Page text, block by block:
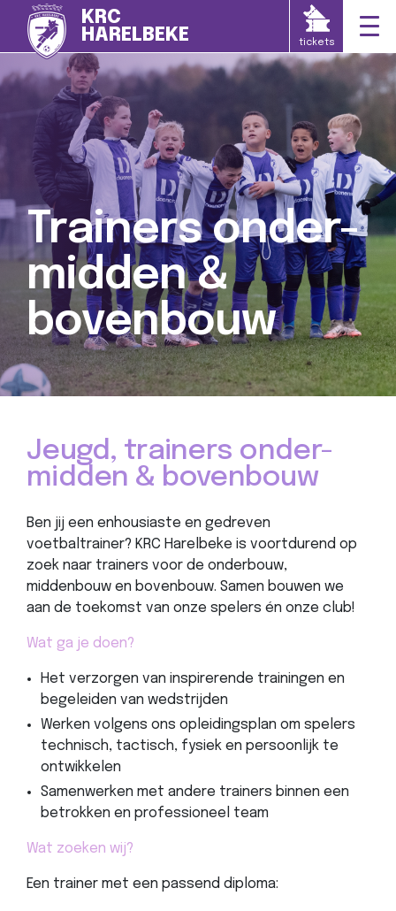
KRC
HARELBEKE
tickets
Trainers onder-
midden &
bovenbouw
Jeugd, trainers onder-
midden & bovenbouw
Ben jij een enhousiaste en gedreven
voetbaltrainer? KRC Harelbeke is voortdurend op
zoek naar trainers voor de onderbouw,
middenbouw en bovenbouw. Samen bouwen we
aan de toekomst van onze spelers én onze club!
Wat ga je doen?
Het verzorgen van inspirerende trainingen en
begeleiden van wedstrijden
Werken volgens ons opleidingsplan om spelers
technisch, tactisch, fysiek en persoonlijk te
ontwikkelen
Samenwerken met andere trainers binnen een
betrokken en professioneel team
Wat zoeken wij?
Een trainer met een passend diploma: